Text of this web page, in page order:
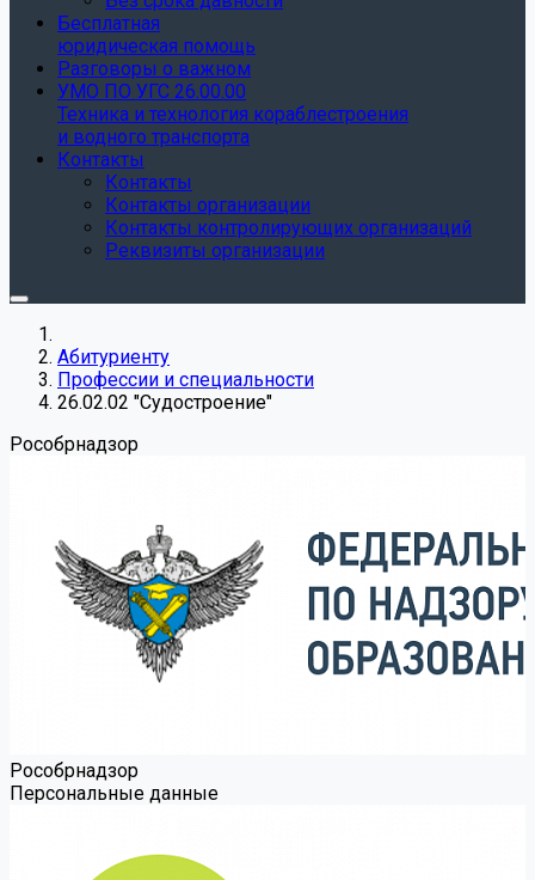
Бесплатная
юридическая помощь
Разговоры о важном
УМО ПО УГС 26.00.00
Техника и технология кораблестроения
и водного транспорта
Контакты
Контакты
Контакты организации
Контакты контролирующих организаций
Реквизиты организации
Абитуриенту
Профессии и специальности
26.02.02 "Судостроение"
Роcобрнадзор
Роcобрнадзор
Персональные данные